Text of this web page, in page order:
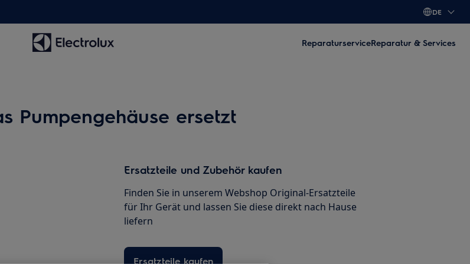
DE
ReparaturserviceReparatur & Services
Pumpengehäuse ersetzt
Ersatzteile und Zubehör kaufen
Finden Sie in unserem Webshop Original-Ersatzteile
für Ihr Gerät und lassen Sie diese direkt nach Hause
liefern
Ersatzteile kaufen